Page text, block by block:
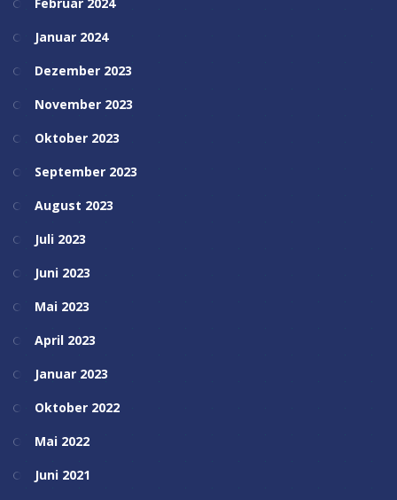
Januar 2024
Dezember 2023
November 2023
Oktober 2023
September 2023
August 2023
Juli 2023
Juni 2023
Mai 2023
April 2023
Januar 2023
Oktober 2022
Mai 2022
Juni 2021